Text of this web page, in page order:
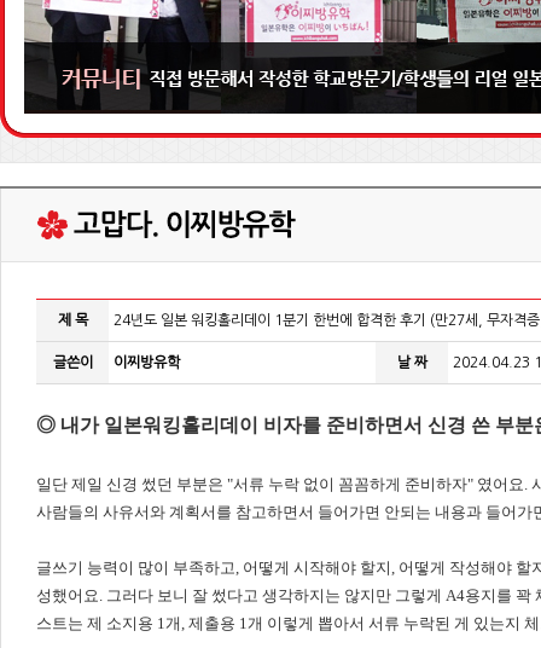
제 목 24년도 일본 워킹홀리데이 1분기 한번에 합격한 후기 (만27세, 무자격
글쓴이 이찌방유학 날 짜 2024.04.23
◎ 내가 일본워킹홀리데이 비자를 준비하면서 신경 쓴 부분
일단 제일 신경 썼던 부분은 "서류 누락 없이 꼼꼼하게 준비하자" 였어요
사람들의 사유서와 계획서를 참고하면서 들어가면 안되는 내용과 들어가
글쓰기 능력이 많이 부족하고, 어떻게 시작해야 할지, 어떻게 작성해야
성했어요. 그러다 보니 잘 썼다고 생각하지는 않지만 그렇게 A4용지를
스트는 제 소지용 1개, 제출용 1개 이렇게 뽑아서 서류 누락된 게 있는지